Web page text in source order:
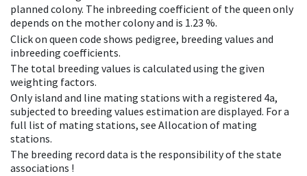
planned colony. The inbreeding coefficient of the queen only
depends on the mother colony and is 1.23 %.
Click on queen code shows pedigree, breeding values and
inbreeding coefficients.
The total breeding values is calculated using the given
weighting factors.
Only island and line mating stations with a registered 4a,
subjected to breeding values estimation are displayed. For a
full list of mating stations, see Allocation of mating
stations.
The breeding record data is the responsibility of the state
associations !